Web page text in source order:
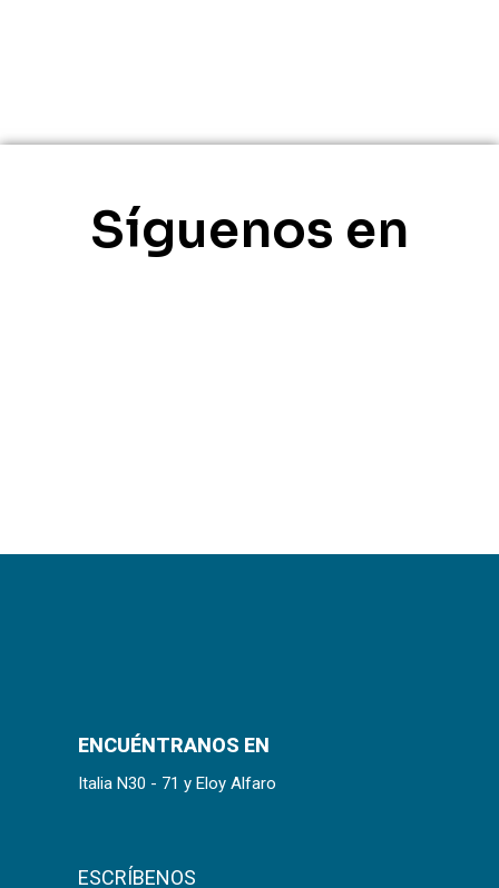
Síguenos en
ENCUÉNTRANOS EN
Italia N30 - 71 y Eloy Alfaro
ESCRÍBENOS